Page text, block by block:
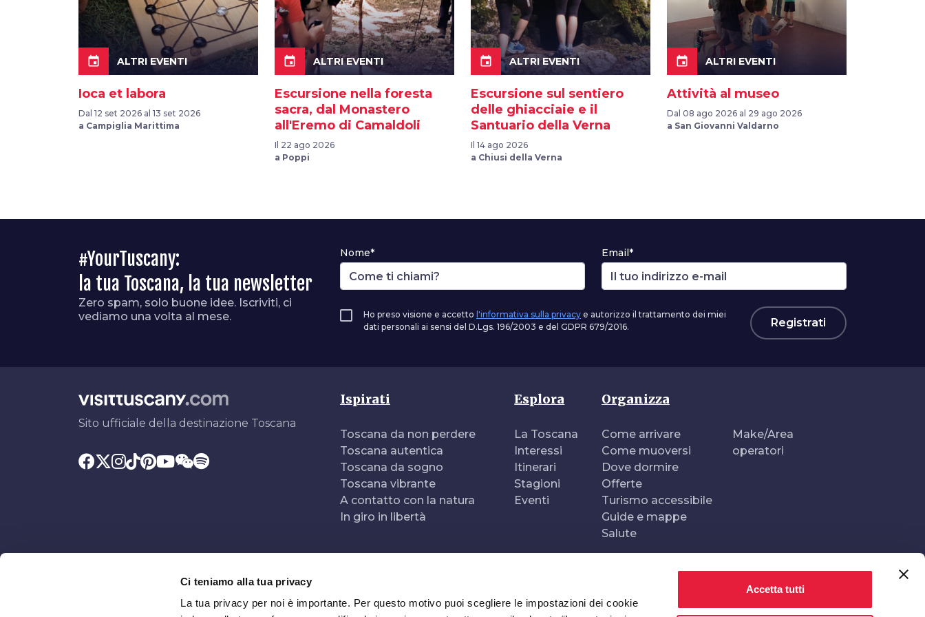
Ci teniamo alla tua privacy
La tua privacy per noi è importante. Per questo motivo puoi scegliere le impostazioni dei cookie
Accetta tutti
event ALTRI EVENTI
Ioca et labora
Dal 12 set 2026 al 13 set 2026
a Campiglia Marittima
event ALTRI EVENTI
Escursione nella foresta
sacra, dal Monastero
all'Eremo di Camaldoli
Il 22 ago 2026
a Poppi
event ALTRI EVENTI
Escursione sul sentiero
delle ghiacciaie e il
Santuario della Verna
Il 14 ago 2026
a Chiusi della Verna
event ALTRI EVENTI
Attività al museo
Dal 08 ago 2026 al 29 ago 2026
a San Giovanni Valdarno
#YourTuscany:
la tua Toscana, la tua newsletter
Zero spam, solo buone idee. Iscriviti, ci
vediamo una volta al mese.
Nome* Email*
Ho preso visione e accetto l'informativa sulla privacy e autorizzo il trattamento dei miei
dati personali ai sensi del D.Lgs. 196/2003 e del GDPR 679/2016.
Registrati
Sito ufficiale della destinazione Toscana
Ispirati
Toscana da non perdere
Toscana autentica
Toscana da sogno
Toscana vibrante
A contatto con la natura
In giro in libertà
Esplora
La Toscana
Interessi
Itinerari
Stagioni
Eventi
Organizza
Come arrivare
Come muoversi
Dove dormire
Offerte
Turismo accessibile
Guide e mappe
Salute
Make/Area
operatori
In collaborazione con